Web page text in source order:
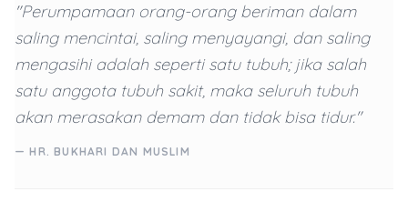
"Perumpamaan orang-orang beriman dalam
saling mencintai, saling menyayangi, dan saling
mengasihi adalah seperti satu tubuh; jika salah
satu anggota tubuh sakit, maka seluruh tubuh
akan merasakan demam dan tidak bisa tidur."
— HR. BUKHARI DAN MUSLIM